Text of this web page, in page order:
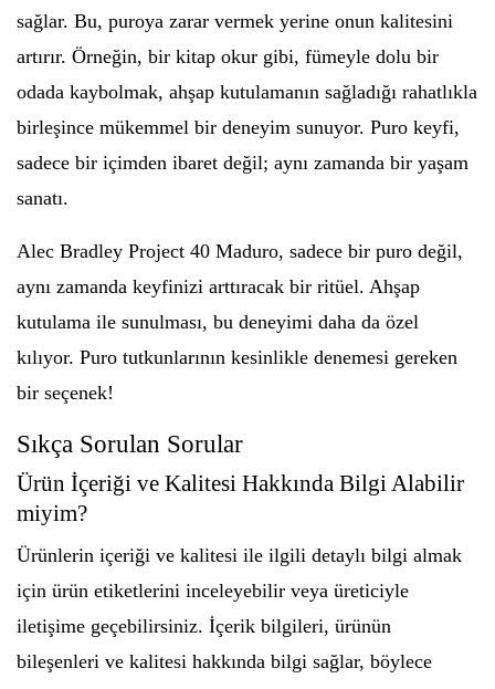
sağlar. Bu, puroya zarar vermek yerine onun kalitesini
artırır. Örneğin, bir kitap okur gibi, fümeyle dolu bir
odada kaybolmak, ahşap kutulamanın sağladığı rahatlıkla
birleşince mükemmel bir deneyim sunuyor. Puro keyfi,
sadece bir içimden ibaret değil; aynı zamanda bir yaşam
sanatı.
Alec Bradley Project 40 Maduro, sadece bir puro değil,
aynı zamanda keyfinizi arttıracak bir ritüel. Ahşap
kutulama ile sunulması, bu deneyimi daha da özel
kılıyor. Puro tutkunlarının kesinlikle denemesi gereken
bir seçenek!
Sıkça Sorulan Sorular
Ürün İçeriği ve Kalitesi Hakkında Bilgi Alabilir
miyim?
Ürünlerin içeriği ve kalitesi ile ilgili detaylı bilgi almak
için ürün etiketlerini inceleyebilir veya üreticiyle
iletişime geçebilirsiniz. İçerik bilgileri, ürünün
bileşenleri ve kalitesi hakkında bilgi sağlar, böylece